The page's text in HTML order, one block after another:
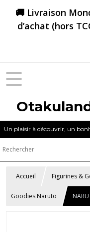
🚚 Livraison
d’achat (hors
Un plaisir à découvrir, un
Accueil Figurines &
Goodies Naruto